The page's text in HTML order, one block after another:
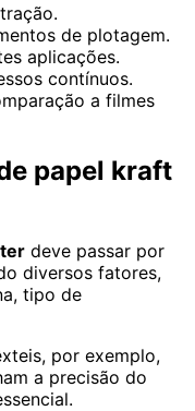
de plotagem.
aplicações.
contínuos.
a filmes
papel kraft
deve passar por
diversos fatores,
tipo de
por exemplo,
a precisão do